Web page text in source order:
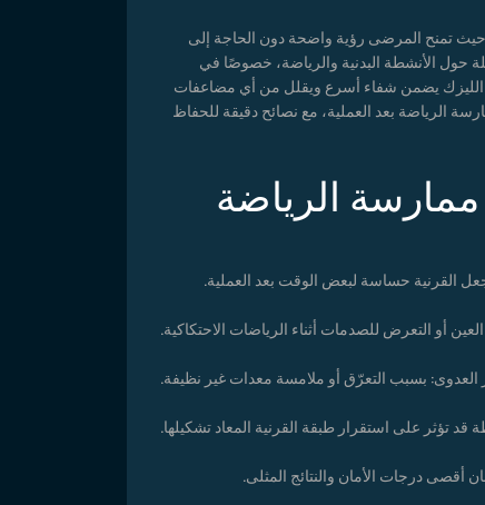
حيث تمنح المرضى رؤية واضحة دون الحاجة إلى
حول الأنشطة البدنية والرياضة، خصوصًا في
الليزك يضمن شفاء أسرع ويقلل من أي مضاعفات
الرياضة بعد العملية، مع نصائح دقيقة للحفاظ
الرياضة
القرنية حساسة لبعض الوقت بعد العملية.
أو التعرض للصدمات أثناء الرياضات الاحتكاكية.
العدوى: بسبب التعرّق أو ملامسة معدات غير نظيفة.
قد تؤثر على استقرار طبقة القرنية المعاد تشكيلها.
درجات الأمان والنتائج المثلى.